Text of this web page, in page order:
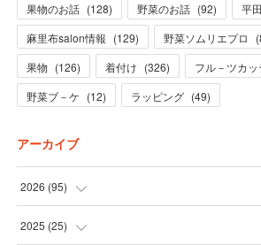
果物のお話 (128) 野菜のお話 (92) 平
麻里布salon情報 (129) 野菜ソムリエプロ (
果物 (126) 着付け (326) フル－ツカ
野菜ブ－ケ (12) ラッピング (49)
アーカイブ
2026 (95)
(5
2025 (25)